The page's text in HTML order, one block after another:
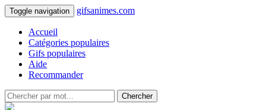
Toggle navigation gifsanimes.com
Accueil
Catégories populaires
Gifs populaires
Aide
Recommander
Chercher